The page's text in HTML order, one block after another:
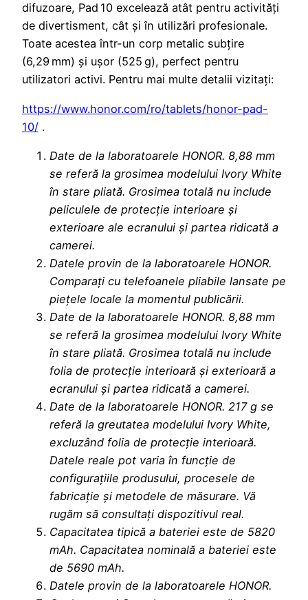
difuzoare, Pad 10 excelează atât pentru activități
de divertisment, cât și în utilizări profesionale.
Toate acestea într-un corp metalic subțire
(6,29 mm) și ușor (525 g), perfect pentru
utilizatori activi. Pentru mai multe detalii vizitați:
https://www.honor.com/ro/tablets/honor-pad-
10/ .
Date de la laboratoarele HONOR. 8,88 mm
se referă la grosimea modelului Ivory White
în stare pliată. Grosimea totală nu include
peliculele de protecție interioare și
exterioare ale ecranului și partea ridicată a
camerei.
Datele provin de la laboratoarele HONOR.
Comparați cu telefoanele pliabile lansate pe
piețele locale la momentul publicării.
Date de la laboratoarele HONOR. 8,88 mm
se referă la grosimea modelului Ivory White
în stare pliată. Grosimea totală nu include
folia de protecție interioară și exterioară a
ecranului și partea ridicată a camerei.
Date de la laboratoarele HONOR. 217 g se
referă la greutatea modelului Ivory White,
excluzând folia de protecție interioară.
Datele reale pot varia în funcție de
configurațiile produsului, procesele de
fabricație și metodele de măsurare. Vă
rugăm să consultați dispozitivul real.
Capacitatea tipică a bateriei este de 5820
mAh. Capacitatea nominală a bateriei este
de 5690 mAh.
Datele provin de la laboratoarele HONOR.